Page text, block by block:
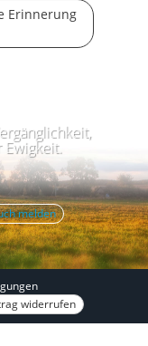
Erinnerung
Ewigkeit.
melden
widerrufen